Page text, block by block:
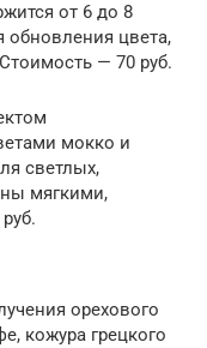
от 6 до 8
обновления цвета,
— 70 руб.
мокко и
светлых,
мягкими,
орехового
кожура грецкого